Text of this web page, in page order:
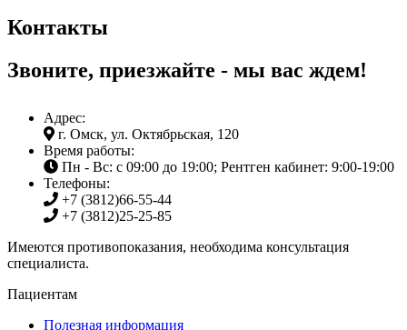
Контакты
Звоните, приезжайте - мы вас ждем!
Адрес:
г. Омск, ул. Октябрьская, 120
Время работы:
Пн - Вс: с 09:00 до 19:00; Рентген кабинет: 9:00-19:00
Телефоны:
+7 (3812)66-55-44
+7 (3812)25-25-85
Имеются противопоказания, необходима консультация
специалиста.
Пациентам
Полезная информация